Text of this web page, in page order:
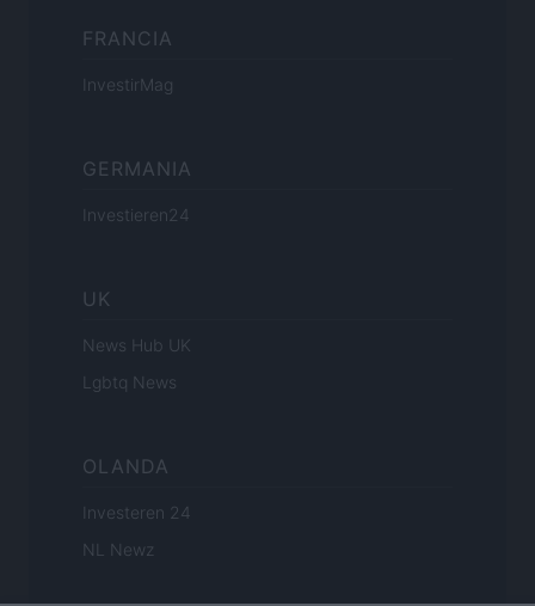
FRANCIA
InvestirMag
GERMANIA
Investieren24
UK
News Hub UK
Lgbtq News
OLANDA
Investeren 24
NL Newz